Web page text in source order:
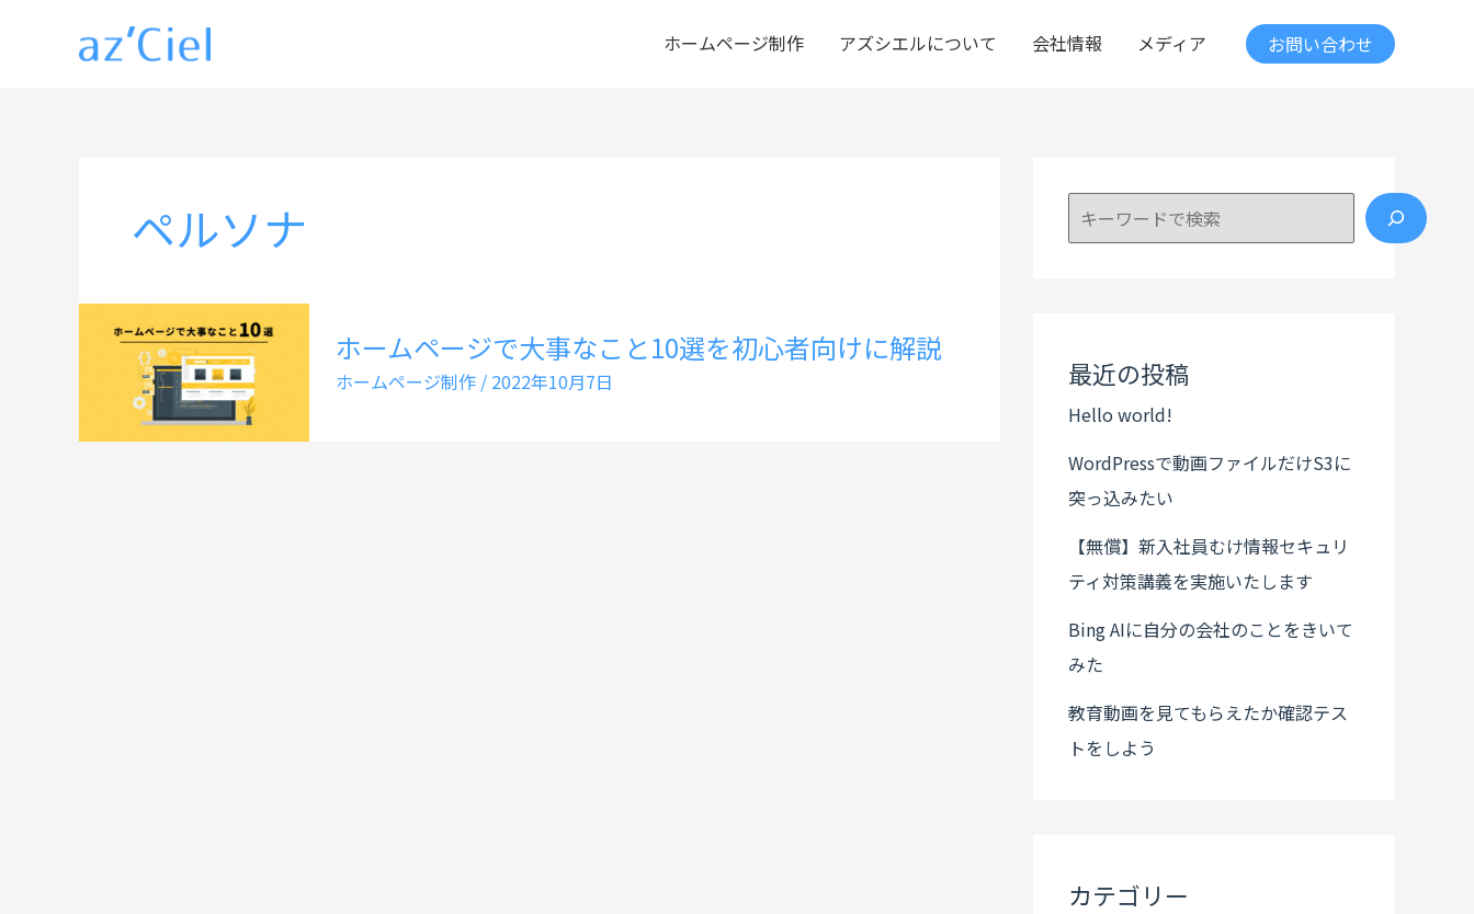
ホームページ制作 アズシエルについて 会社情報 メディア お問い合わせ
ペルソナ
ホームページで大事なこと10選を初心者向けに解説
ホームページ制作 / 2022年10月7日
検索
最近の投稿
Hello world!
WordPressで動画ファイルだけS3に
突っ込みたい
【無償】新入社員むけ情報セキュリ
ティ対策講義を実施いたします
Bing AIに自分の会社のことをきいて
みた
教育動画を見てもらえたか確認テス
トをしよう
カテゴリー